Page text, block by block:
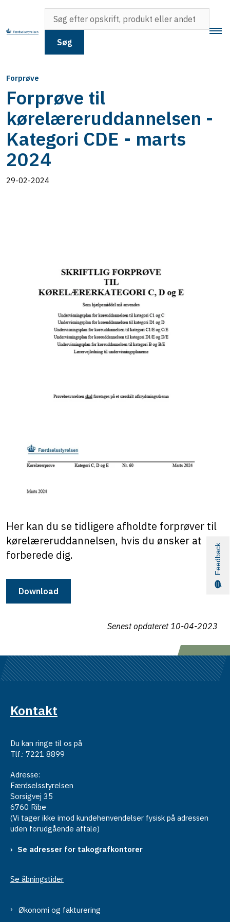
Søg
Forprøve
Forprøve til
kørelæreruddannelsen -
Kategori CDE - marts
2024
29-02-2024
Her kan du se tidligere afholdte forprøver til
kørelæreruddannelsen, hvis du ønsker at
forberede dig.
Download
Senest opdateret 10-04-2023
Kontakt
Du kan ringe til os på
Tlf.: 7221 8899
Adresse:
Færdselsstyrelsen
Sorsigvej 35
6760 Ribe
(Vi tager ikke imod kundehenvendelser fysisk på adressen
uden forudgående aftale)
Se adresser for takografkontorer
Se åbningstider
Økonomi og fakturering
Feedback